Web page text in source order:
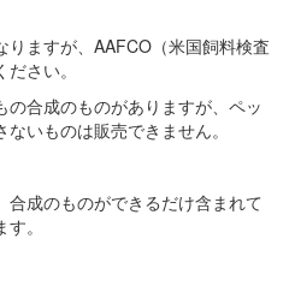
りますが、AAFCO（米国飼料検査
さい。
合成のものがありますが、ペッ
いものは販売できません。
成のものができるだけ含まれて
。